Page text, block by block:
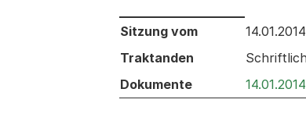
Behandelt an den folgenden
Sitzung vom
14.01.2014
Traktanden
Dokumente